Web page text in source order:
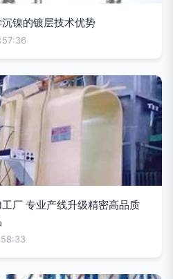
镍的镀层技术优势
厂 专业产线升级精密高品质